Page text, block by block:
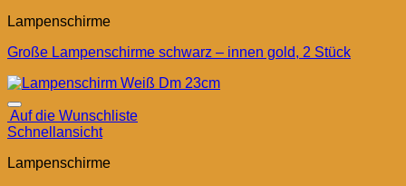
Lampenschirme
Große Lampenschirme schwarz – innen gold, 2 Stück
Auf die Wunschliste
Schnellansicht
Lampenschirme